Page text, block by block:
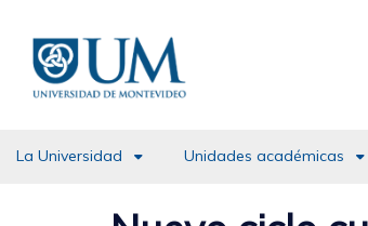
contenido
principal
La Universidad Unidades académicas